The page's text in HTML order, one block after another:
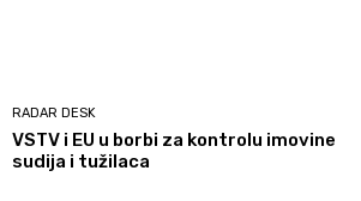
RADAR DESK
VSTV i EU u borbi za kontrolu imovine
sudija i tužilaca